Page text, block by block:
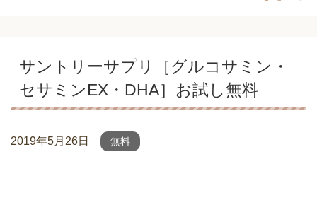
サントリーサプリ［グルコサミン・
セサミンEX・DHA］お試し無料
2019年5月26日 無料